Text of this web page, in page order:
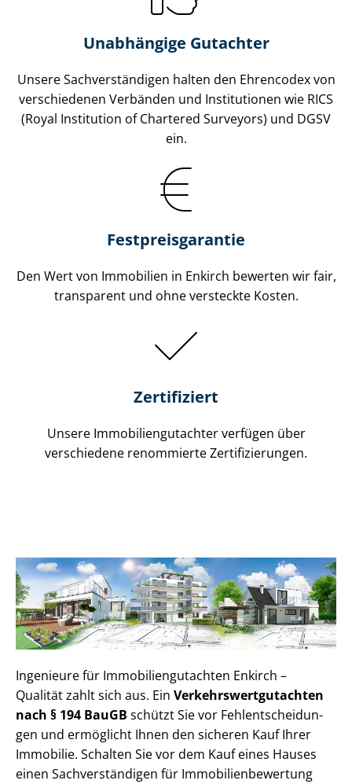
Unabhängige Gutachter
Unsere Sach­ver­stän­di­gen halten den Ehrencodex von
verschiedenen Verbänden und Institutionen wie RICS
(Royal Institution of Chartered Surveyors) und DGSV
ein.
Festpreis​garantie
Den Wert von Immobilien in Enkirch bewerten wir fair,
transparent und ohne versteckte Kosten.
Zertifiziert
Unsere Immobilien­gutachter verfügen über
verschiedene renommierte Zer­ti­fi­zie­run­gen.
Ingenieure für Im­mo­bi­li­en­gut­ach­ten Enkirch –
Qualität zahlt sich aus. Ein Ver­kehrs­wert­gut­ach­ten
nach § 194 BauGB schützt Sie vor Fehl­ent­schei­dun­
gen und ermöglicht Ihnen den sicheren Kauf Ihrer
Immobilie. Schalten Sie vor dem Kauf eines Hauses
einen Sach­ver­stän­di­gen für Im­mo­bi­li­en­be­wer­tung